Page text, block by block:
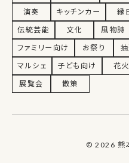
演奏
キッチンカー 縁
伝統芸能
文化 風物詩
ファミリー向け
お祭り
マルシェ
子ども向け 花火
展覧会
散策
© 2026 熊